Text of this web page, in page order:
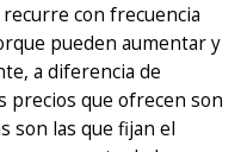
recurre con frecuencia
pueden aumentar y
a diferencia de
precios que ofrecen son
son las que fijan el